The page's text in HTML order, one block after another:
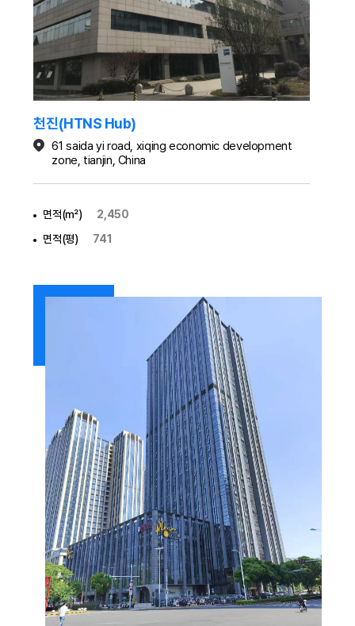
천진(HTNS Hub)
61 saida yi road, xiqing economic development
zone, tianjin, China
면적(㎡)
2,450
면적(평)
741